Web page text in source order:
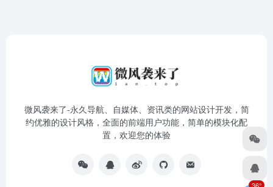
微风袭来了-永久导航、自媒体、资讯类的网站设计开发，简
约优雅的设计风格，全面的前端用户功能，简单的模块化配
置，欢迎您的体验